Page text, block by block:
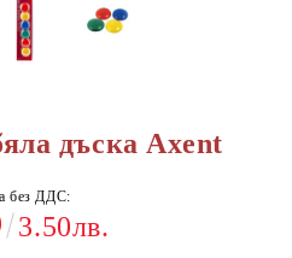
дъска Axent
без ДДС:
3.50лв.